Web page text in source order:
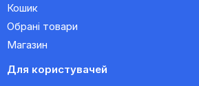
Кошик
Обрані товари
Магазин
Для користувачей